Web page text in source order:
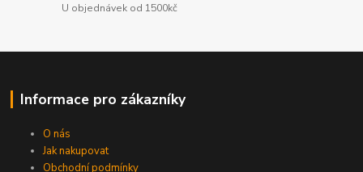
U objednávek od 1500kč
Informace pro zákazníky
O nás
Jak nakupovat
Obchodní podmínky